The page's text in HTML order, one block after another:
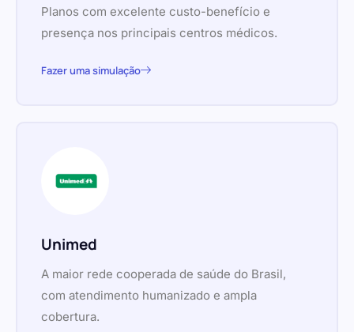
Planos com excelente custo-benefício e
presença nos principais centros médicos.
Fazer uma simulação
Unimed
A maior rede cooperada de saúde do Brasil,
com atendimento humanizado e ampla
cobertura.